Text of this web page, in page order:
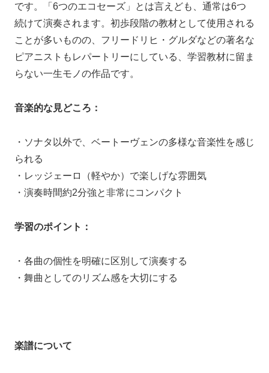
です。「6つのエコセーズ」とは言えども、通常は6つ
続けて演奏されます。初歩段階の教材として使用される
ことが多いものの、フリードリヒ・グルダなどの著名な
ピアニストもレパートリーにしている、学習教材に留ま
らない一生モノの作品です。
音楽的な見どころ：
・ソナタ以外で、ベートーヴェンの多様な音楽性を感じ
られる
・レッジェーロ（軽やか）で楽しげな雰囲気
・演奏時間約2分強と非常にコンパクト
学習のポイント：
・各曲の個性を明確に区別して演奏する
・舞曲としてのリズム感を大切にする
楽譜について